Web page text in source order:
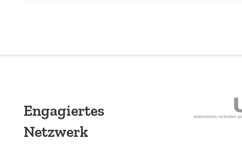
Engagiertes
Netzwerk